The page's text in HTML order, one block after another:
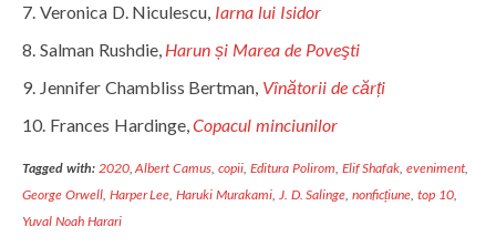
Veronica D. Niculescu, Iarna lui Isidor
Salman Rushdie, Harun și Marea de Poveşti
Jennifer Chambliss Bertman, Vînătorii de cărți
Frances Hardinge,Copacul minciunilor
Tagged with: 2020,Albert Camus,copii, Editura Polirom, Elif Shafak,eveniment,
George Orwell, Harper Lee,Haruki Murakami, J. D. Salinge,nonficțiune,top 10,
Yuval Noah Harari